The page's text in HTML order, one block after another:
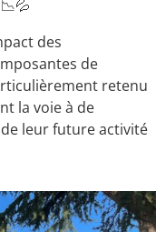
des
de
retenu
la voie à de
leur future activité